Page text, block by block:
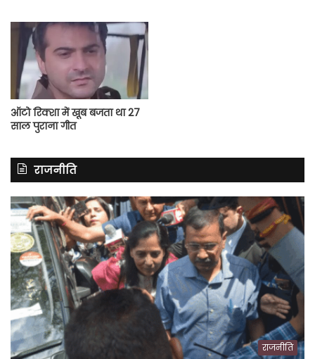
ऑटो रिक्शा में खूब बजता था 27
साल पुराना गीत
राजनीति
राजनीति